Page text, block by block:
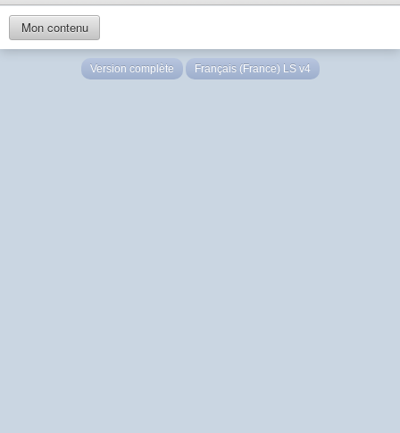
Mon contenu
Version complète Français (France) LS v4